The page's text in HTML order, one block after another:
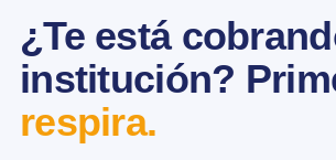
¿Te está
institución?
respira.